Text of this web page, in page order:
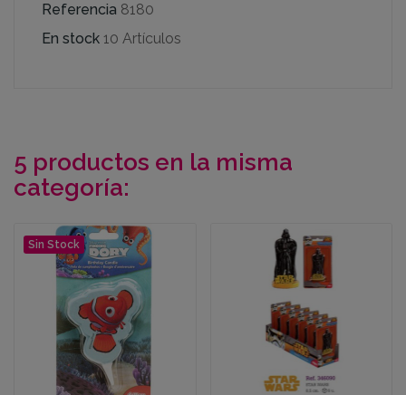
Referencia 8180
En stock 10 Artículos
5 productos en la misma
categoría:
Sin Stock